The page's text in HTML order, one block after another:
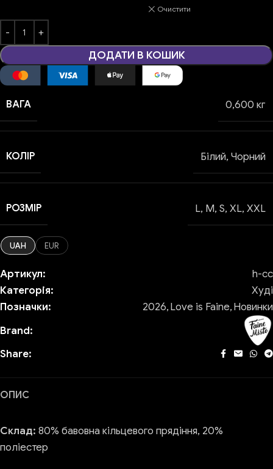
Очистити
ДОДАТИ В КОШИК
ВАГА 0,600 кг
КОЛІР Білий, Чорний
РОЗМІР L, M, S, XL, XXL
UAH EUR
Артикул:
h-сс
Категорія:
Худі
Позначки:
2026,Love is Faine,Новинки
Brand:
Share:
ОПИС
Склад: 80% бавовна кільцевого прядіння, 20%
поліестер